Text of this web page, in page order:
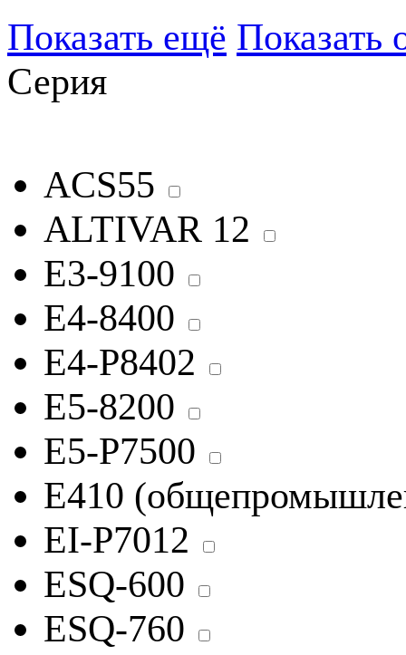
Показать ещё Показать
Серия
ACS55
ALTIVAR 12
E3-9100
E4-8400
E4-P8402
E5-8200
E5-Р7500
E410
EI-P7012
ESQ-600
ESQ-760